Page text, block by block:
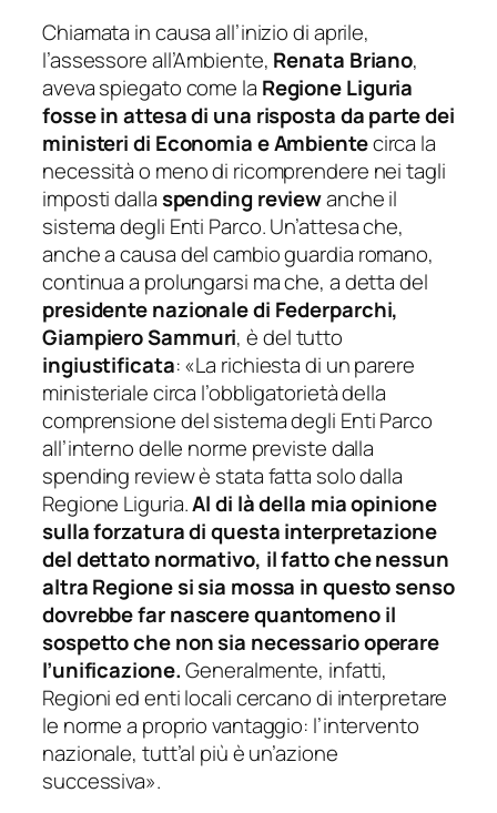
Chiamata in causa all’inizio di aprile,
l’assessore all’Ambiente, Renata Briano,
aveva spiegato come la Regione Liguria
fosse in attesa di una risposta da parte dei
ministeri di Economia e Ambientecirca la
necessità o meno di ricomprendere nei tagli
imposti dallaspending reviewanche il
sistema degli Enti Parco. Un’attesa che,
anche a causa del cambio guardia romano,
continua a prolungarsi ma che, a detta del
presidente nazionale di Federparchi,
Giampiero Sammuri, è del tutto
ingiustificata: «La richiesta di un parere
ministeriale circa l’obbligatorietà della
comprensione del sistema degli Enti Parco
all’interno delle norme previste dalla
spending review è stata fatta solo dalla
Regione Liguria.Al di là della mia opinione
sulla forzatura di questa interpretazione
del dettato normativo, il fatto che nessun
altra Regione si sia mossa in questo senso
dovrebbe far nascere quantomeno il
sospetto che non sia necessario operare
l’unificazione.Generalmente, infatti,
Regioni ed enti locali cercano di interpretare
le norme a proprio vantaggio: l’intervento
nazionale, tutt’al più è un’azione
successiva».